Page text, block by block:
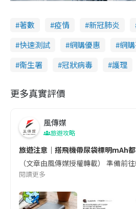
著數 疫情 新冠肺炎
快速測試
網購優惠 網
衞生署
冠狀病毒 護理
更多真實評價
風傳媒
旅遊攻略
旅遊注意｜搭飛機帶尿袋標明mAh
（文章由風傳媒授權轉載） 準備
閱讀更多